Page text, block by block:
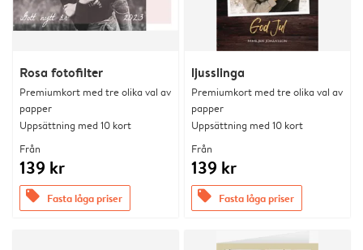
Rosa fotofilter
Premiumkort med tre olika val av
papper
Uppsättning med 10 kort
Från
139 kr
offers Fasta låga priser
ljusslinga
Premiumkort med tre olika val av
papper
Uppsättning med 10 kort
Från
139 kr
offers Fasta låga priser